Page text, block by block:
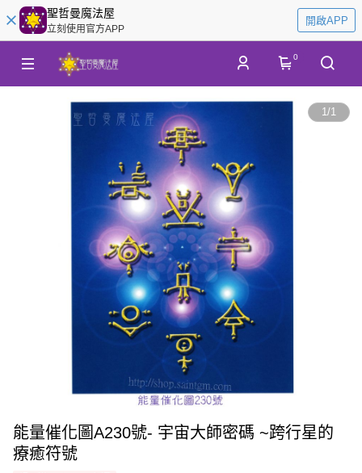
聖哲曼魔法屋
立刻使用官方APP
開啟APP
0
1/1
能量催化圖A230號- 宇宙大師密碼 ~跨行星的
療癒符號